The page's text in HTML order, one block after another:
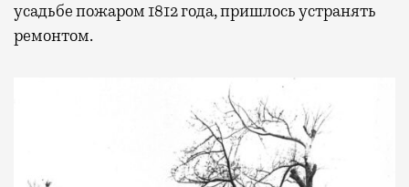
усадьбе пожаром 1812 года, пришлось устранять
ремонтом.